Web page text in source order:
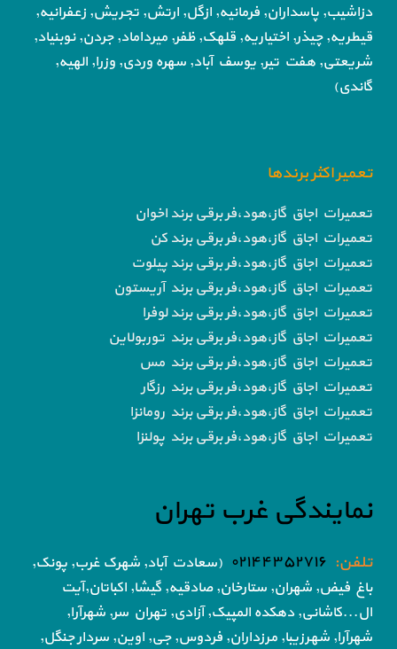
دزاشیب, پاسداران, فرمانیه, ازگل, ارتش, تجریش, زعفرانیه,
قیطریه, چیذر, اختیاریه, قلهک, ظفر, میرداماد, جردن, نوبنیاد,
شریعتی, هفت تیر, یوسف آباد, سهره وردی, وزرا, الهیه,
گاندی)
تعمیر اکثر برندها
تعمیرات اجاق گاز،هود،فر برقی برند اخوان
تعمیرات اجاق گاز،هود،فر برقی برند کن
تعمیرات اجاق گاز،هود،فر برقی برند پیلوت
تعمیرات اجاق گاز،هود،فر برقی برند آریستون
تعمیرات اجاق گاز،هود،فر برقی برند لوفرا
تعمیرات اجاق گاز،هود،فر برقی برند توربولاین
تعمیرات اجاق گاز،هود،فر برقی برند مس
تعمیرات اجاق گاز،هود،فر برقی برند رزگار
تعمیرات اجاق گاز،هود،فر برقی برند رومانزا
تعمیرات اجاق گاز،هود،فر برقی برند پولنزا
نمایندگی غرب تهران
تلفن: ۰۲۱۴۴۳۵۲۷۱۶ (سعادت آباد, شهرک غرب, پونک,
باغ فیض, شهران, ستارخان, صادقیه, گیشا, اکباتان,آیت
ال...کاشانی, دهکده المپیک, آزادی, تهران سر, شهرآرا,
شهرآرا, شهرزیبا, مرزداران, فردوس, جی, اوین, سردار جنگل,